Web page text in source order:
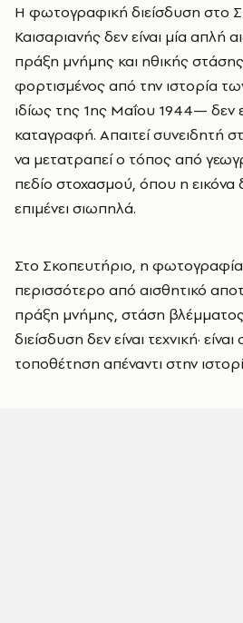
Η φωτογραφική διείσδυση στο
Καισαριανής δεν είναι μία απλή
πράξη μνήμης και ηθικής
φορτισμένος από την ιστορία
ιδίως της 1ης Μαΐου 1944— δεν
καταγραφή. Απαιτεί συνειδητή
να μετατραπεί ο τόπος από
πεδίο στοχασμού, όπου η εικόνα
επιμένει σιωπηλά.
Στο Σκοπευτήριο, η φωτογραφία
περισσότερο από αισθητικό
πράξη μνήμης, στάση βλέμματος
διείσδυση δεν είναι τεχνική·
τοποθέτηση απέναντι στην